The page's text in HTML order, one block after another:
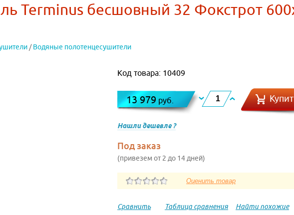
Terminus бесшовный 32 Фокстрот
/ Водяные полотенцесушители
Код товара: 10409
13 979 руб.
Нашли дешевле ?
Под заказ
(привезем от 2 до 14 дней)
Сравнить Таблица сравнения Найти похожие